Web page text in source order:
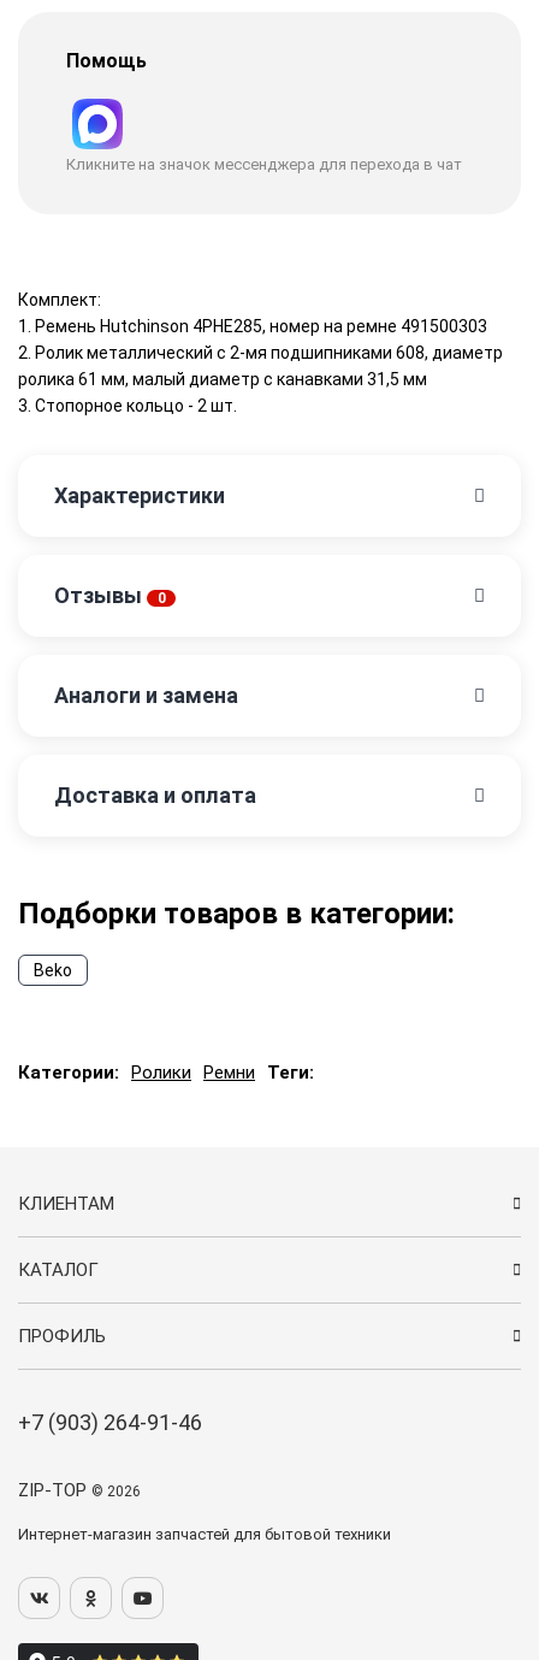
Помощь
Кликните на значок мессенджера для перехода в чат
Комплект:
1. Ремень Hutchinson 4PHE285, номер на ремне 491500303
2. Ролик металлический с 2-мя подшипниками 608, диаметр
ролика 61 мм, малый диаметр с канавками 31,5 мм
3. Стопорное кольцо - 2 шт.
Характеристики
Отзывы 0
Аналоги и замена
Доставка и оплата
Подборки товаров в категории:
Beko
Категории: Ролики Ремни Теги:
ZIP-TOP © 2026
Интернет-магазин запчастей для бытовой техники
КЛИЕНТАМ
КАТАЛОГ
ПРОФИЛЬ
+7 (903) 264-91-46